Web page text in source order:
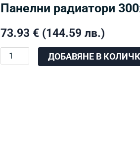
Панелни радиатори
73.93 € (144.59 лв.)
количество
за
ДОБАВЯНЕ В